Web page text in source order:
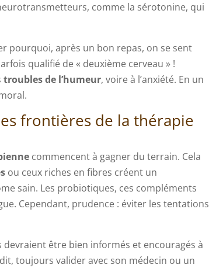
comme la sérotonine, qui
pourquoi, après un bon repas, on se sent
qualifié de « deuxième cerveau » !
troubles de l’humeur, voire à l’anxiété. En un
frontières de la thérapie
commencent à gagner du terrain. Cela
ou ceux riches en fibres créent un
sain. Les probiotiques, ces compléments
Cependant, prudence : éviter les tentations
être bien informés et encouragés à
toujours valider avec son médecin ou un